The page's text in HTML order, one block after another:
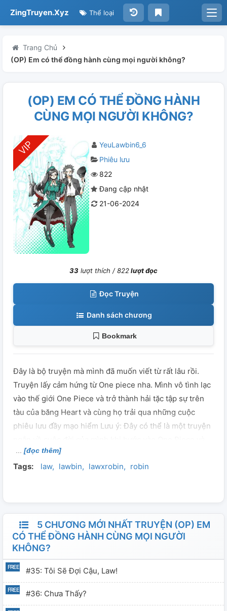
ZingTruyen.Xyz Thể loại
Trang Chủ
(OP) Em có thể đồng hành cùng mọi người không?
(OP) EM CÓ THỂ ĐỒNG HÀNH
CÙNG MỌI NGƯỜI KHÔNG?
YeuLawbin6_6
Phiêu lưu
822
Đang cập nhật
21-06-2024
33 lượt thích /822lượt đọc
Đọc Truyện
Danh sách chương
Bookmark
Đây là bộ truyện mà mình đã muốn viết từ rất lâu rồi.
Truyện lấy cảm hứng từ One piece nha. Mình vô tình lạc
vào thế giới One Piece và trở thành hải tặc tập sự trên
tàu của băng Heart và cùng họ trải qua những cuộc
phiêu lưu đầy mạo hiểm Lưu ý: Đây có thể là một truyện
truyện chỉ dựa vào một phần của One Piece thôi, các chi
tiết có thể được thay đổi "khá" nhiều đó ạ. Nếu không
[đọc thêm]
Tags: law lawbin lawxrobin robin
5 CHƯƠNG MỚI NHẤT TRUYỆN (OP) EM
CÓ THỂ ĐỒNG HÀNH CÙNG MỌI NGƯỜI
KHÔNG?
#35: Tôi Sẽ Đợi Cậu, Law!
#36: Chưa Thấy?